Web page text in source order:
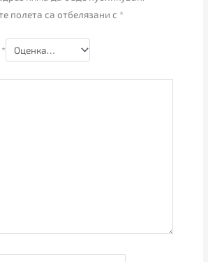
полета са отбелязани с *
*